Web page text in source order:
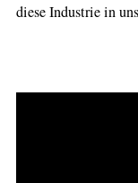
diese Industrie in